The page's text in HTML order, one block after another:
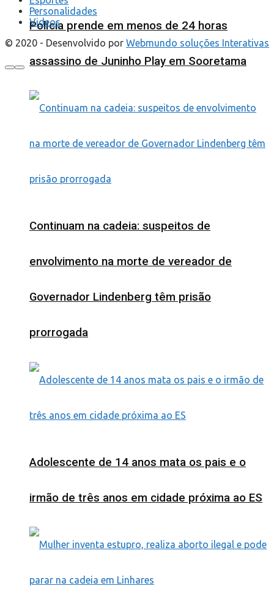
Polícia prende em menos de 24 horas
assassino de Juninho Play em Sooretama
Continuam na cadeia: suspeitos de
envolvimento na morte de vereador de
Governador Lindenberg têm prisão
prorrogada
Adolescente de 14 anos mata os pais e o
irmão de três anos em cidade próxima ao ES
Personalidades
Videos
© 2020 - Desenvolvido por Webmundo soluções Interativas